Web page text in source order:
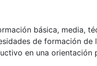
básica, media,
de formación de
en una orientación